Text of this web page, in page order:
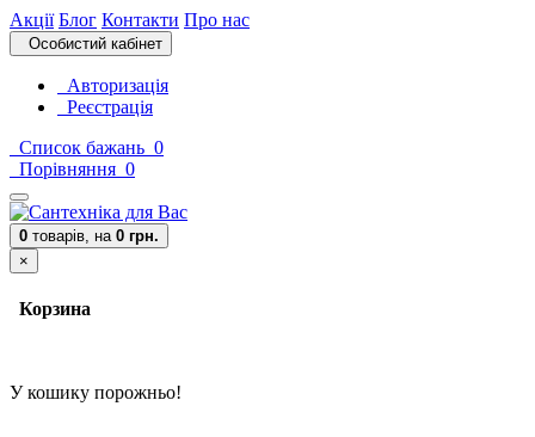
Акції Блог Контакти Про нас
Особистий кабінет
Авторизація
Реєстрація
Список бажань 0
Порівняння 0
0 товарів, на 0 грн.
×
Корзина
У кошику порожньо!